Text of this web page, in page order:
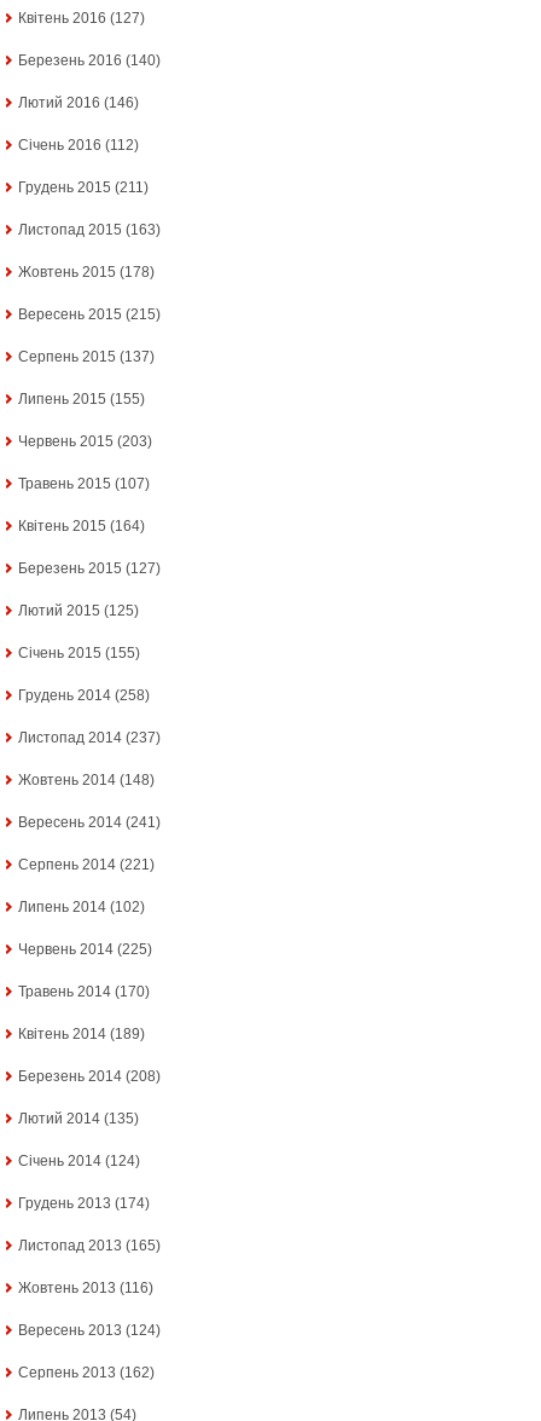
Квітень 2016 (127)
Березень 2016 (140)
Лютий 2016 (146)
Січень 2016 (112)
Грудень 2015 (211)
Листопад 2015 (163)
Жовтень 2015 (178)
Вересень 2015 (215)
Серпень 2015 (137)
Липень 2015 (155)
Червень 2015 (203)
Травень 2015 (107)
Квітень 2015 (164)
Березень 2015 (127)
Лютий 2015 (125)
Січень 2015 (155)
Грудень 2014 (258)
Листопад 2014 (237)
Жовтень 2014 (148)
Вересень 2014 (241)
Серпень 2014 (221)
Липень 2014 (102)
Червень 2014 (225)
Травень 2014 (170)
Квітень 2014 (189)
Березень 2014 (208)
Лютий 2014 (135)
Січень 2014 (124)
Грудень 2013 (174)
Листопад 2013 (165)
Жовтень 2013 (116)
Вересень 2013 (124)
Серпень 2013 (162)
Липень 2013 (54)